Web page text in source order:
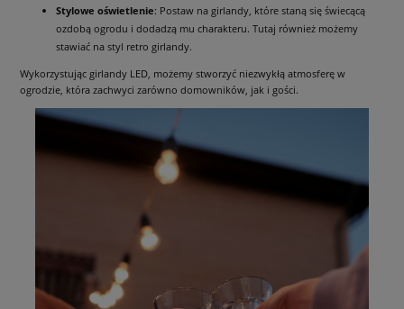
Stylowe oświetlenie: Postaw na girlandy, które staną się świecącą
ozdobą ogrodu i dodadzą mu charakteru. Tutaj również możemy
stawiać na styl retro girlandy.
Wykorzystując girlandy LED, możemy stworzyć niezwykłą atmosferę w
ogrodzie, która zachwyci zarówno domowników, jak i gości.